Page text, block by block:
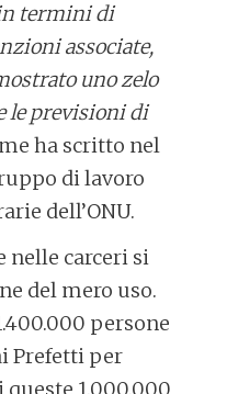
termini di
associate,
uno zelo
le previsioni di
ha scritto nel
di lavoro
dell’ONU.
nelle carceri si
del mero uso.
persone
Prefetti per